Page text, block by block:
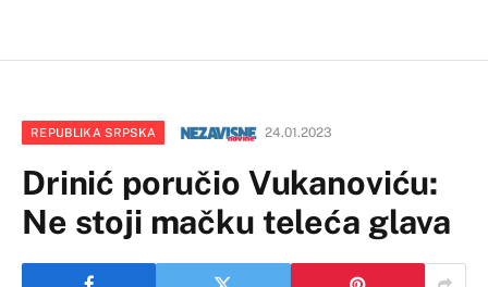
REPUBLIKA SRPSKA 24.01.2023
Drinić poručio Vukanoviću:
Ne stoji mačku teleća glava